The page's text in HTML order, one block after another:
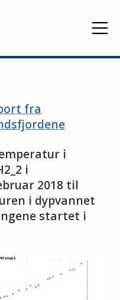
fra
i
i
2018 til
i dypvannet
startet i